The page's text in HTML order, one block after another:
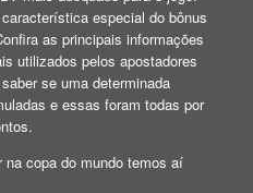
especial do bônus
as principais informações
utilizados pelos apostadores
se uma determinada
e essas foram todas por
na copa do mundo temos aí